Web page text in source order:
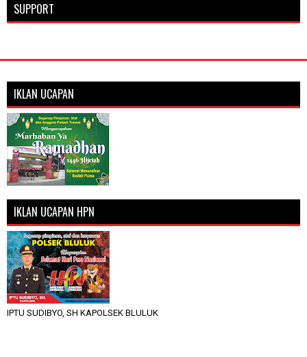
SUPPORT
IKLAN UCAPAN
IKLAN UCAPAN HPN
IPTU SUDIBYO, SH KAPOLSEK BLULUK